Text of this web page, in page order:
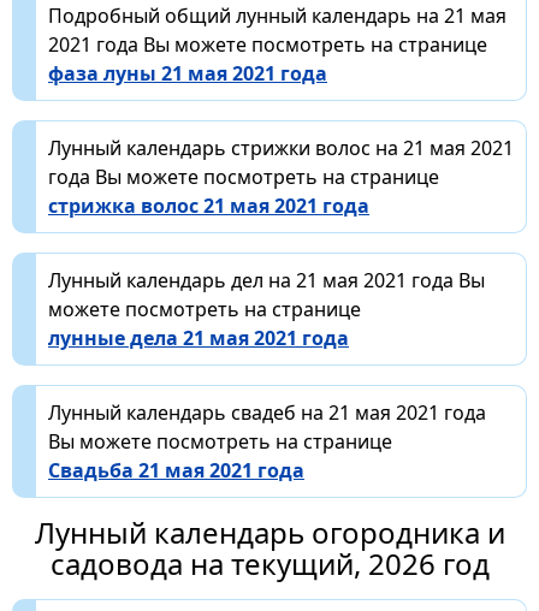
Подробный общий лунный календарь на 21 мая
2021 года Вы можете посмотреть на странице
фаза луны 21 мая 2021 года
Лунный календарь стрижки волос на 21 мая 2021
года Вы можете посмотреть на странице
стрижка волос 21 мая 2021 года
Лунный календарь дел на 21 мая 2021 года Вы
можете посмотреть на странице
лунные дела 21 мая 2021 года
Лунный календарь свадеб на 21 мая 2021 года
Вы можете посмотреть на странице
Свадьба 21 мая 2021 года
Лунный календарь огородника и
садовода на текущий, 2026 год